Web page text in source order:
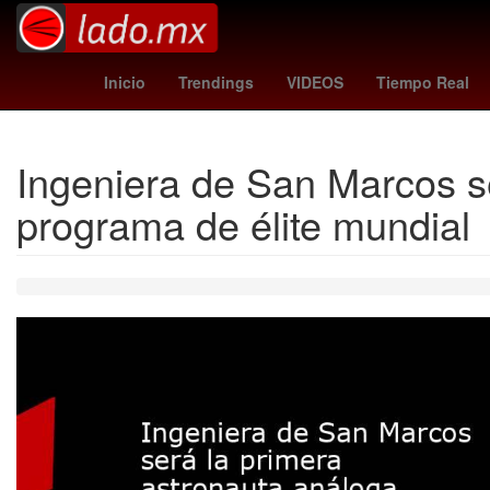
Inicio Trendings VIDEOS Tiempo Real
Brasil Semana Santa Nueva York
Ingeniera de San Marcos
programa de élite mundial